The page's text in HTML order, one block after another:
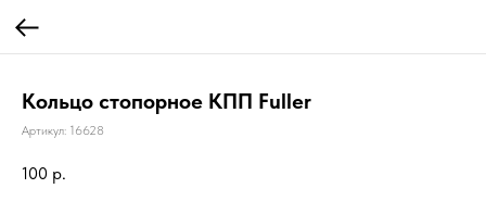
Кольцо стопорное КПП Fuller
Артикул: 16628
100 р.